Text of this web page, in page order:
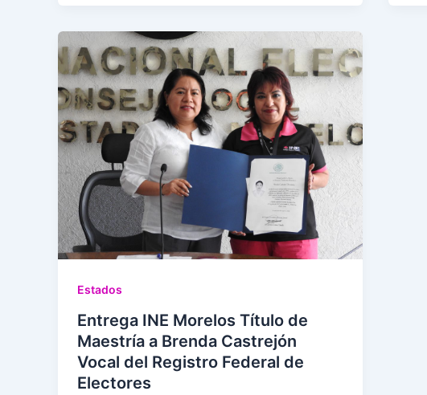
Estados
Entrega INE Morelos Título de
Maestría a Brenda Castrejón
Vocal del Registro Federal de
Electores